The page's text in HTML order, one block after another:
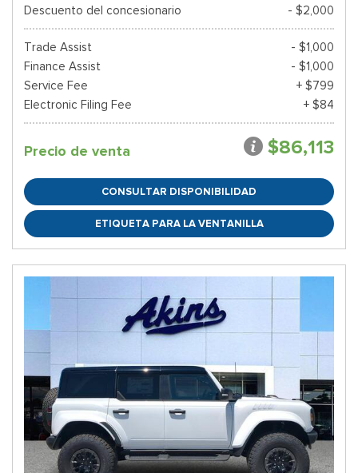
Descuento del concesionario
- $2,000
Trade Assist
- $1,000
Finance Assist
- $1,000
Service Fee
+ $799
Electronic Filing Fee
+ $84
Precio de venta $86,113
CONSULTAR DISPONIBILIDAD
ETIQUETA PARA LA VENTANILLA